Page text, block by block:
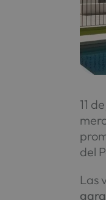
11
del
Las